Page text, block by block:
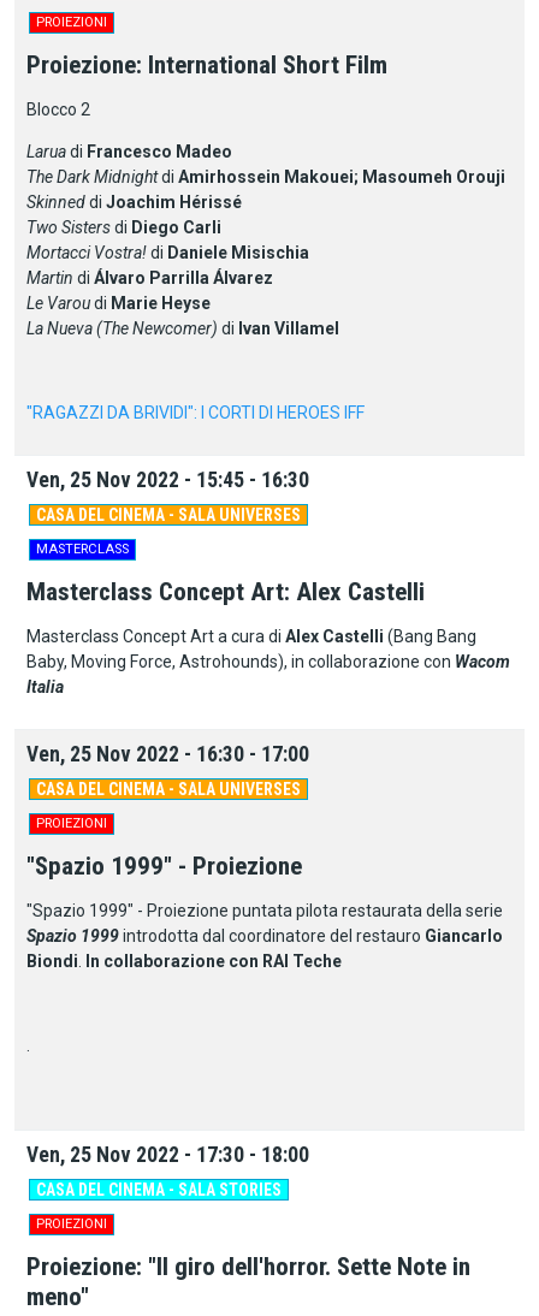
PROIEZIONI
Proiezione: International Short Film
Blocco 2
Laruadi Francesco Madeo
The Dark MidnightdiAmirhossein Makouei; Masoumeh Orouji
SkinneddiJoachim Hérissé
Two Sistersdi Diego Carli
Mortacci Vostra!di Daniele Misischia
Martin di Álvaro Parrilla Álvarez
Le Varoudi Marie Heyse
La Nueva (The Newcomer) di Ivan Villamel
"RAGAZZI DA BRIVIDI": I CORTI DI HEROES IFF
Ven, 25 Nov 2022 - 15:45 - 16:30
CASA DEL CINEMA - SALA UNIVERSES
MASTERCLASS
Masterclass Concept Art: Alex Castelli
Masterclass Concept Art a cura diAlex Castelli (Bang Bang
Baby, Moving Force, Astrohounds), in collaborazione con Wacom
Italia
Ven, 25 Nov 2022 - 16:30 - 17:00
CASA DEL CINEMA - SALA UNIVERSES
PROIEZIONI
"Spazio 1999" - Proiezione
"Spazio 1999" - Proiezione puntata pilota restaurata della serie
Spazio 1999introdotta dal coordinatore del restauro Giancarlo
Biondi
In collaborazione con RAI Teche
Ven, 25 Nov 2022 - 17:30 - 18:00
CASA DEL CINEMA - SALA STORIES
PROIEZIONI
Proiezione: "Il giro dell'horror. Sette Note in
meno"